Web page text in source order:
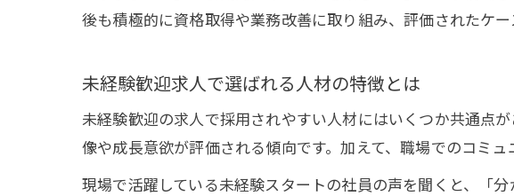
未経
応募
未経
後も積極的に資格取得や業務改善に取り組み、評価されたケー
未経験歓迎求人で選ばれる人材の特徴とは
未経験歓迎の求人で採用されやすい人材にはいくつか共通点
像や成長意欲が評価される傾向です。加えて、職場でのコミ
現場で活躍している未経験スタートの社員の声を聞くと、「